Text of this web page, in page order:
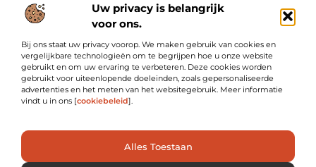
Uw privacy is belangrijk
voor ons.
Bij ons staat uw privacy voorop. We maken gebruik van cookies en
vergelijkbare technologieën om te begrijpen hoe u onze website
gebruikt en om uw ervaring te verbeteren. Deze cookies worden
gebruikt voor uiteenlopende doeleinden, zoals gepersonaliseerde
advertenties en het meten van het websitegebruik. Meer informatie
vindt u in ons [cookiebeleid].
Alles Toestaan
Bericht categorie
Onze informatie
Cookiebeleid (EU)